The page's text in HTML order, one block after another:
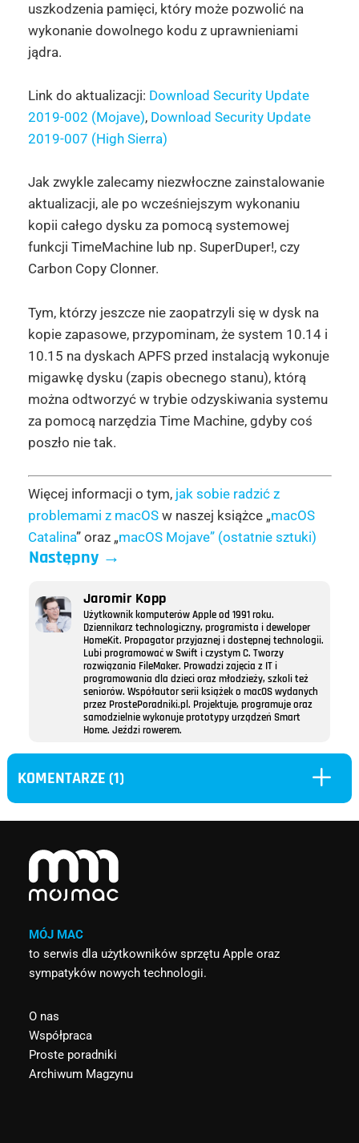
uszkodzenia pamięci, który może pozwolić na
wykonanie dowolnego kodu z uprawnieniami
jądra.
Link do aktualizacji: Download Security Update
2019-002 (Mojave), Download Security Update
2019-007 (High Sierra)
Jak zwykle zalecamy niezwłoczne zainstalowanie
aktualizacji, ale po wcześniejszym wykonaniu
kopii całego dysku za pomocą systemowej
funkcji TimeMachine lub np. SuperDuper!, czy
Carbon Copy Clonner.
Tym, którzy jeszcze nie zaopatrzyli się w dysk na
kopie zapasowe, przypominam, że system 10.14 i
10.15 na dyskach APFS przed instalacją wykonuje
migawkę dysku (zapis obecnego stanu), którą
można odtworzyć w trybie odzyskiwania systemu
za pomocą narzędzia Time Machine, gdyby coś
poszło nie tak.
Więcej informacji o tym, jak sobie radzić z
problemami z macOSw naszej książce „macOS
Catalina” oraz „macOS Mojave” (ostatnie sztuki)
Następny→
Jaromir Kopp
Użytkownik komputerów Apple od 1991 roku.
Dziennikarz technologiczny, programista i deweloper
HomeKit. Propagator przyjaznej i dostępnej technologii.
Lubi programować w Swift i czystym C. Tworzy
rozwiązania FileMaker. Prowadzi zajęcia z IT i
programowania dla dzieci oraz młodzieży, szkoli też
seniorów. Współautor serii książek o macOS wydanych
przez ProstePoradniki.pl. Projektuje, programuje oraz
samodzielnie wykonuje prototypy urządzeń Smart
Home. Jeździ rowerem.
KOMENTARZE (1) L
MÓJ MAC
to serwis dla użytkowników sprzętu Apple oraz
sympatyków nowych technologii.
O nas
Współpraca
Proste poradniki
Archiwum Magzynu